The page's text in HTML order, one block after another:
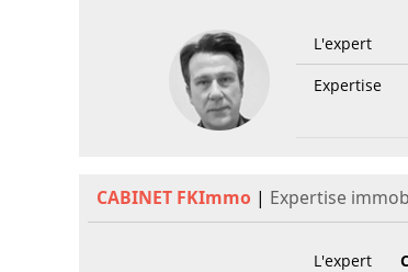
L'expert
Expertise
CABINET FKImmo | Expertise
L'expert